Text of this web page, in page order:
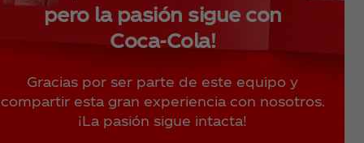
pero la pasión sigue con
Coca‑Cola!
Gracias por ser parte de este equipo y
compartir esta gran experiencia con nosotros.
¡La pasión sigue intacta!